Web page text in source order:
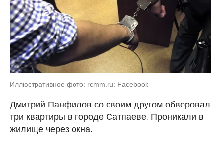
Иллюстративное фото: rcmm.ru: Facebook
Дмитрий Панфилов со своим другом обворовал
три квартиры в городе Сатпаеве. Проникали в
жилище через окна.